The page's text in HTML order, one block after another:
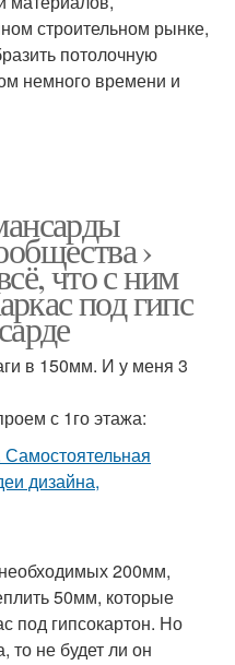
строительном рынке,
потолочную
немного времени и
›
что с ним
под гипс
в 150мм. И у меня 3
с 1го этажа:
200мм,
50мм, которые
под гипсокартон. Но
то не будет ли он